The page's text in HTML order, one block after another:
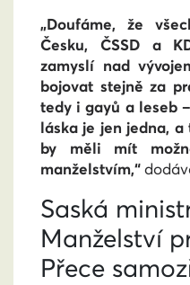
„Doufáme, že
Česku, ČSSD a
zamyslí nad
bojovat stejně za
tedy i gayů a leseb
láska je jen jedna,
by měli mít
manželstvím,“
Saská
Manželství
Přece